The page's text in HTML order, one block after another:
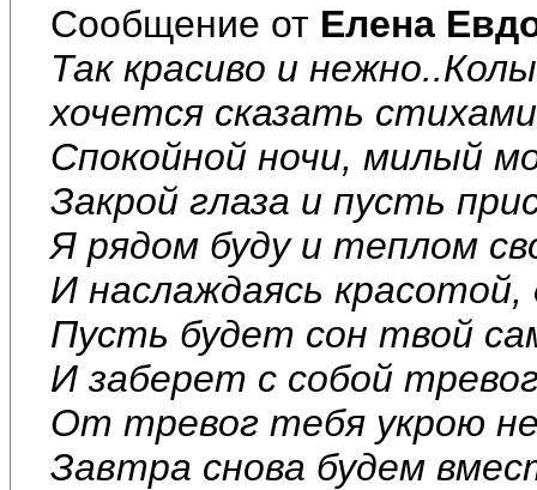
Сообщение от Елена
Так красиво и
хочется сказать
Спокойной ночи, милый
Закрой глаза и пусть
Я рядом буду и теплом
И наслаждаясь
Пусть будет сон твой
И заберет с собой
От тревог тебя укрою
Завтра снова будем